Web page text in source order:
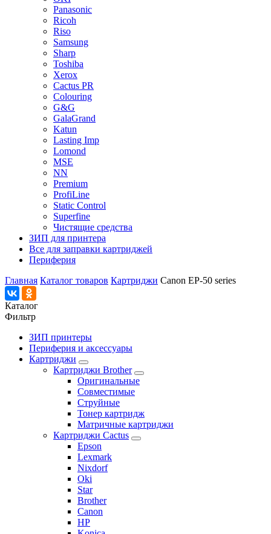
Panasonic
Ricoh
Riso
Samsung
Sharp
Toshiba
Xerox
Cactus PR
Colouring
G&G
GalaGrand
Katun
Lasting Imp
Lomond
MSE
NN
Premium
ProfiLine
Static Control
Superfine
Чистящие средства
ЗИП для принтера
Все для заправки картриджей
Периферия
Главная Каталог товаров Картриджи Canon EP-50 series
Каталог
Фильтр
ЗИП принтеры
Периферия и аксессуары
Картриджи
Картриджи Brother
Оригинальные
Совместимые
Струйные
Тонер картридж
Матричные картриджи
Картриджи Cactus
Epson
Lexmark
Nixdorf
Oki
Star
Brother
Canon
HP